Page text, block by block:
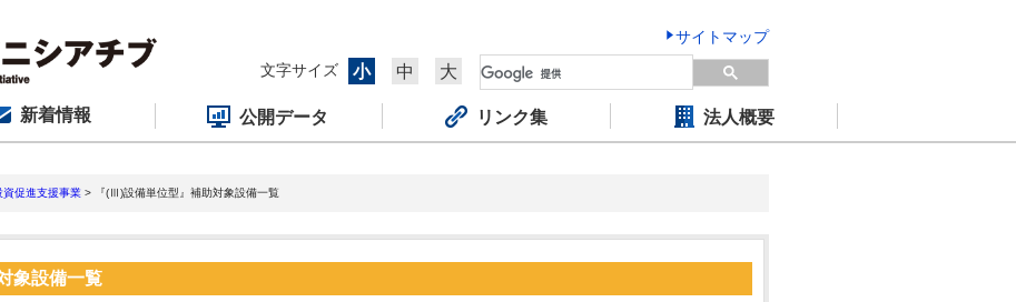
サイトマップ
文字サイズ
小 中 大
新着情報 公開データ リンク集 法人概要
促進支援事業 > 『(Ⅲ)設備単位型』補助対象設備一覧
象設備一覧